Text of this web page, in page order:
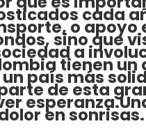
cada
o
sino que
a
tienen
país más
de esta
en